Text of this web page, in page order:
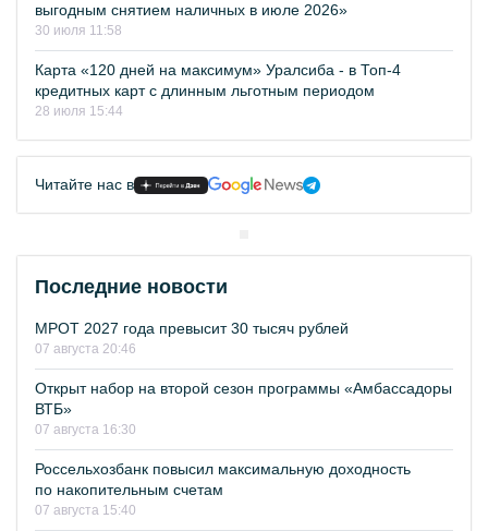
выгодным снятием наличных в июле 2026»
30 июля 11:58
Карта «120 дней на максимум» Уралсиба - в Топ-4
кредитных карт с длинным льготным периодом
28 июля 15:44
Читайте нас в
Последние новости
МРОТ 2027 года превысит 30 тысяч рублей
07 августа 20:46
Открыт набор на второй сезон программы «Амбассадоры
ВТБ»
07 августа 16:30
Россельхозбанк повысил максимальную доходность
по накопительным счетам
07 августа 15:40